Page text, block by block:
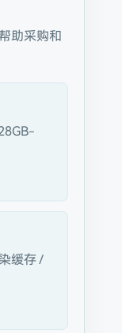
助采购和
缓存 /